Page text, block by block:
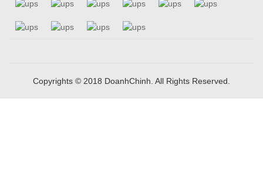
Copyrights © 2018 DoanhChinh. All Rights Reserved.